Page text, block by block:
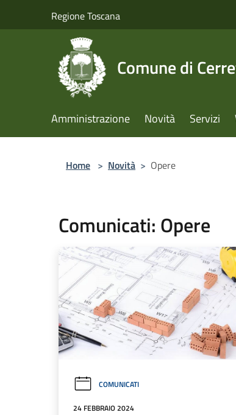
Regione Toscana
Comune di
Amministrazione Novità Servizi
Home > Novità > Opere
Comunicati: Opere
COMUNICATI
24 FEBBRAIO 2024